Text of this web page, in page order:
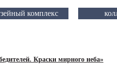
комплекс
Краски мирного неба»